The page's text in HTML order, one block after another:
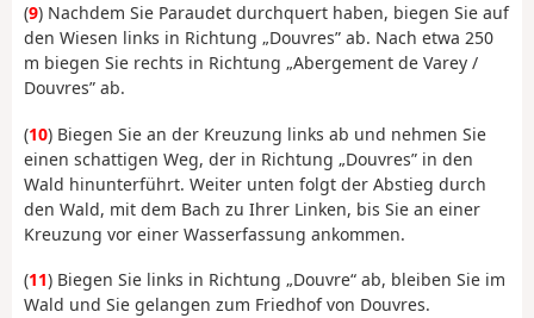
(9) Nachdem Sie Paraudet durchquert haben, biegen Sie auf
den Wiesen links in Richtung „Douvres” ab. Nach etwa 250
m biegen Sie rechts in Richtung „Abergement de Varey /
Douvres” ab.
(10) Biegen Sie an der Kreuzung links ab und nehmen Sie
einen schattigen Weg, der in Richtung „Douvres” in den
Wald hinunterführt. Weiter unten folgt der Abstieg durch
den Wald, mit dem Bach zu Ihrer Linken, bis Sie an einer
Kreuzung vor einer Wasserfassung ankommen.
(11) Biegen Sie links in Richtung „Douvre“ ab, bleiben Sie im
Wald und Sie gelangen zum Friedhof von Douvres.